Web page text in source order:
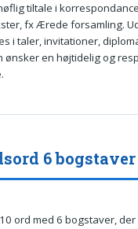
tiltale i
fx Ærede forsamling.
i taler, invitationer,
ønsker en højtidelig og
6 bogstaver
ord med 6 bogstaver, der